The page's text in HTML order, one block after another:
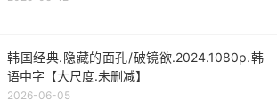
韩国经典.隐藏的面孔/破镜欲.2024.1080p.韩
语中字【大尺度.未删减】
2026-06-05